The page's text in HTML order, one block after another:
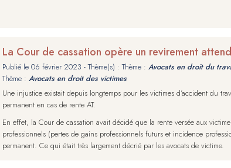
La Cour de cassation opère un revirement
Publié le 06 février 2023 - Thème(s) : Thème : Avocats en droit du
Thème : Avocats en droit des victimes
Une injustice existait depuis longtemps pour les victimes d’accident du
permanent en cas de rente AT.
En effet, la Cour de cassation avait décidé que la rente versée aux
professionnels (pertes de gains professionnels futurs et incidence
permanent. Ce qui était très largement décrié par les avocats de victime.